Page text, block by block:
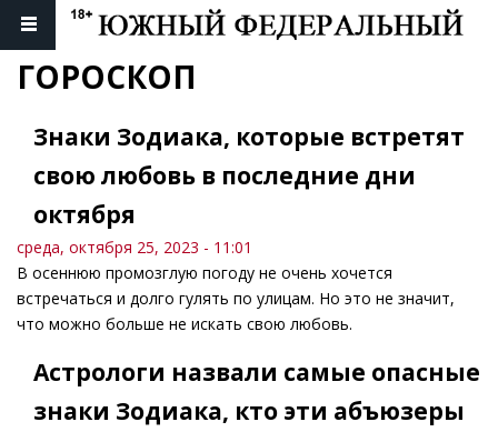
ГОРОСКОП
Знаки Зодиака, которые встретят
свою любовь в последние дни
октября
среда, октября 25, 2023 - 11:01
В осеннюю промозглую погоду не очень хочется
встречаться и долго гулять по улицам. Но это не значит,
что можно больше не искать свою любовь.
Астрологи назвали самые опасные
знаки Зодиака, кто эти абъюзеры